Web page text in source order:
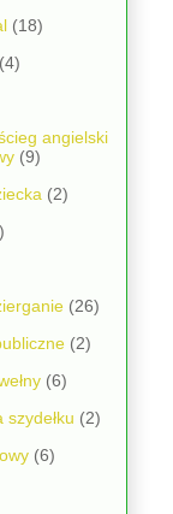
(18)
(4)
angielski
(9)
(2)
(26)
(2)
(6)
(2)
(6)